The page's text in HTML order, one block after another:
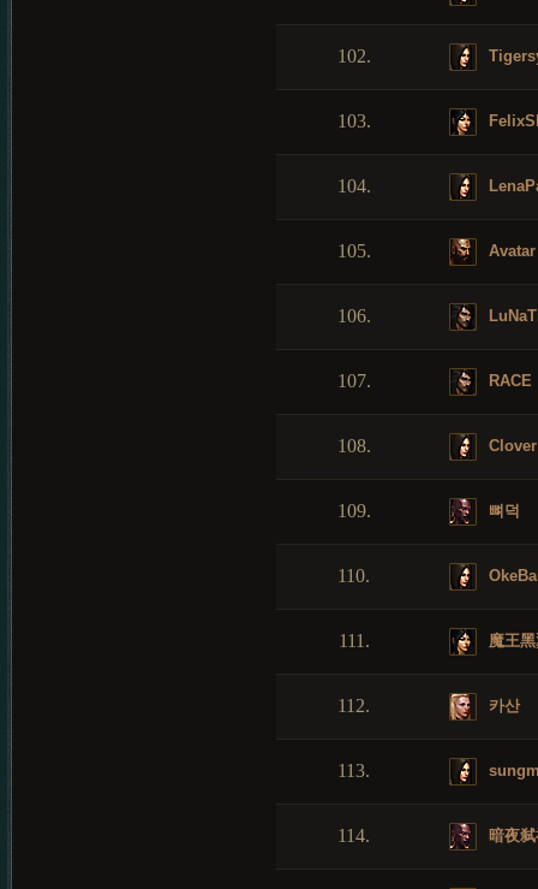
102.
103.
104.
105. Avatar
106.
107. RACE
108. Clover
109. 뼈덕
110.
111. 魔王
112. 카산
113.
114. 暗夜